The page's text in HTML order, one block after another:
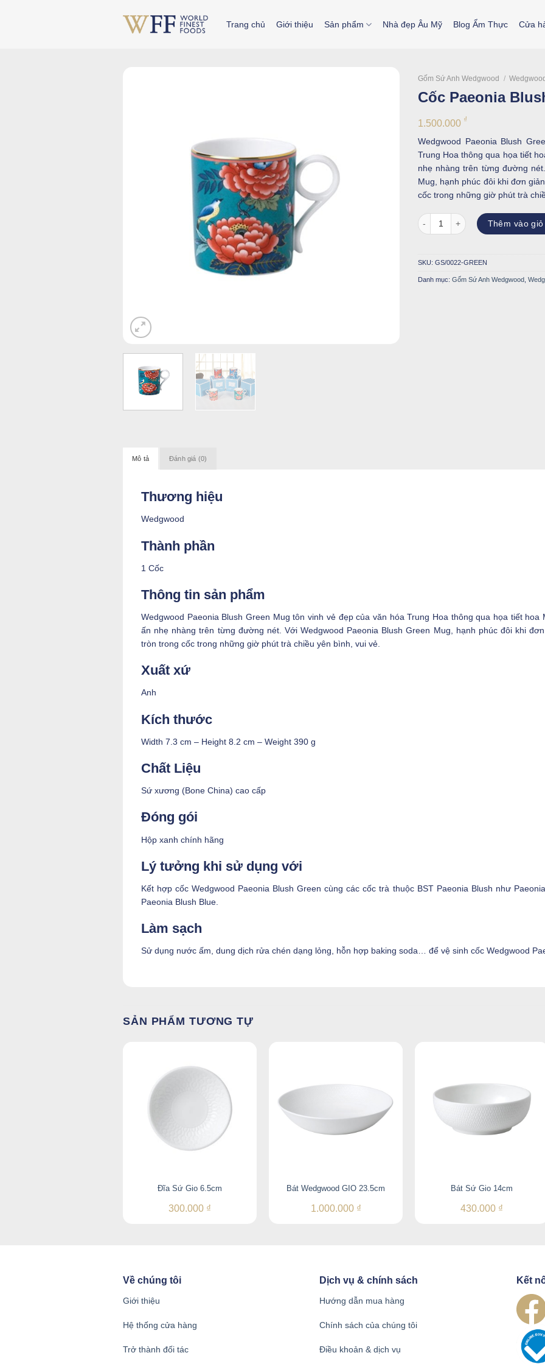
Trang chủ Giới thiệu Sản phẩm Nhà đẹp Âu Mỹ Blog Ẩm Thực Cửa
Gốm Sứ Anh Wedgwood /
Cốc Paeonia
1.500.000 ₫
Wedgwood Paeonia Blush
Trung Hoa thông qua họa tiết
nhẹ nhàng trên từng đường
Mug, hạnh phúc đôi khi đơn
cốc trong những giờ phút trà
Cốc Paeonia Blush Green số
Thêm vào giỏ
SKU: GS/0022-GREEN
Danh mục: Gốm Sứ Anh Wedgwood
Mô tả Đánh giá (0)
Thương hiệu
Wedgwood
Thành phần
1 Cốc
Thông tin sản phẩm
Wedgwood Paeonia Blush Green Mug tôn vinh vẻ đẹp của văn hóa Trung Hoa thông qua họa tiết
ấn nhẹ nhàng trên từng đường nét. Với Wedgwood Paeonia Blush Green Mug, hạnh phúc đôi khi
tròn trong cốc trong những giờ phút trà chiều yên bình, vui vẻ.
Xuất xứ
Anh
Kích thước
Width 7.3 cm – Height 8.2 cm – Weight 390 g
Chất Liệu
Sứ xương (Bone China) cao cấp
Đóng gói
Hộp xanh chính hãng
Lý tưởng khi sử dụng với
Kết hợp cốc Wedgwood Paeonia Blush Green cùng các cốc trà thuộc BST Paeonia Blush như
Paeonia Blush Blue.
Làm sạch
Sử dụng nước ấm, dung dịch rửa chén dạng lỏng, hỗn hợp baking soda… để vệ sinh cốc Wedgwood
SẢN PHẨM TƯƠNG TỰ
Đĩa Sứ Gio 6.5cm
300.000 ₫
Bát Wedgwood GIO 23.5cm
1.000.000 ₫
Bát Sứ Gio 14cm
430.000 ₫
Về chúng tôi
Giới thiệu
Hệ thống cửa hàng
Trở thành đối tác
Dịch vụ & chính sách
Hướng dẫn mua hàng
Chính sách của chúng tôi
Điều khoản & dịch vụ
Kết